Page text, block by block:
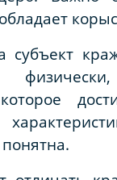
субъект